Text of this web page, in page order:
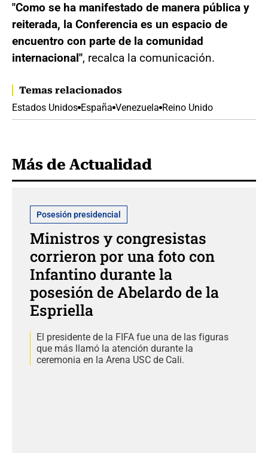
"Como se ha manifestado de manera pública y
reiterada, la Conferencia es un espacio de
encuentro con parte de la comunidad
internacional", recalca la comunicación.
Temas relacionados
Estados Unidos España Venezuela Reino Unido
Más de Actualidad
Posesión presidencial
Ministros y congresistas
corrieron por una foto con
Infantino durante la
posesión de Abelardo de la
Espriella
El presidente de la FIFA fue una de las figuras
que más llamó la atención durante la
ceremonia en la Arena USC de Cali.